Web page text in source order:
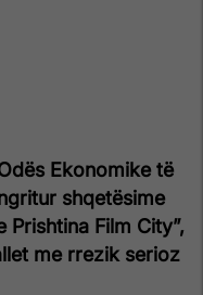
Ekonomike të
shqetësime
Prishtina Film City”,
me rrezik serioz